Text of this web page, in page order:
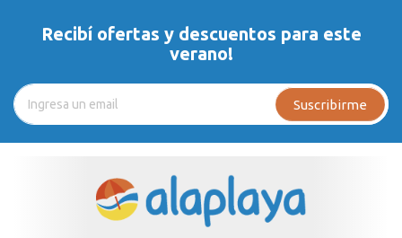
Recibí ofertas y descuentos para este
verano!
Suscribirme